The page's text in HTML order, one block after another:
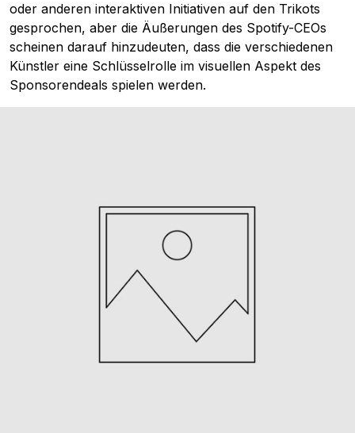
oder anderen interaktiven Initiativen auf den Trikots
gesprochen, aber die Äußerungen des Spotify-CEOs
scheinen darauf hinzudeuten, dass die verschiedenen
Künstler eine Schlüsselrolle im visuellen Aspekt des
Sponsorendeals spielen werden.